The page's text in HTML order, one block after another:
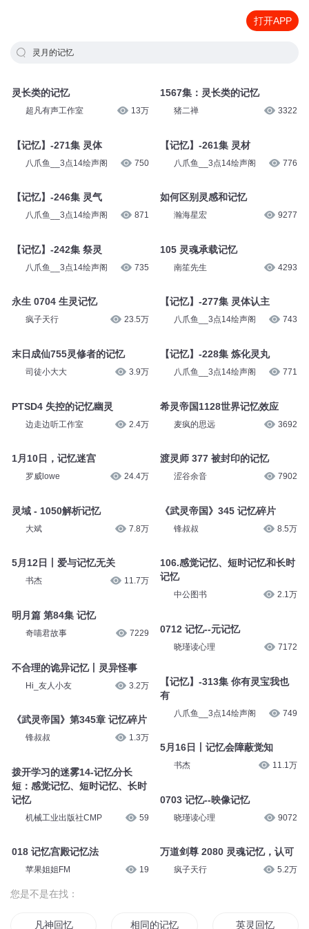
打开APP
灵月的记忆
灵长类的记忆
超凡有声工作室 13万
【记忆】-271集 灵体
八爪鱼__3点14绘声阁 750
【记忆】-246集 灵气
八爪鱼__3点14绘声阁 871
【记忆】-242集 祭灵
八爪鱼__3点14绘声阁 735
永生 0704 生灵记忆
疯子天行 23.5万
末日成仙755灵修者的记忆
司徒小大大 3.9万
PTSD4 失控的记忆幽灵
边走边听工作室 2.4万
1月10日，记忆迷宫
罗威lowe 24.4万
灵域 - 1050解析记忆
大斌 7.8万
5月12日丨爱与记忆无关
书杰 11.7万
明月篇 第84集 记忆
奇喵君故事 7229
不合理的诡异记忆丨灵异怪事
Hi_友人小友 3.2万
《武灵帝国》第345章 记忆碎片
锋叔叔 1.3万
拨开学习的迷雾14-记忆分长
短：感觉记忆、短时记忆、长时
记忆
机械工业出版社CMP 59
018 记忆宫殿记忆法
苹果姐姐FM 19
1567集：灵长类的记忆
猪二禅 3322
【记忆】-261集 灵材
八爪鱼__3点14绘声阁 776
如何区别灵感和记忆
瀚海星宏 9277
105 灵魂承载记忆
南笙先生 4293
【记忆】-277集 灵体认主
八爪鱼__3点14绘声阁 743
【记忆】-228集 炼化灵丸
八爪鱼__3点14绘声阁 771
希灵帝国1128世界记忆效应
麦疯的思远 3692
渡灵师 377 被封印的记忆
涩谷余音 7902
《武灵帝国》345 记忆碎片
锋叔叔 8.5万
106.感觉记忆、短时记忆和长时
记忆
中公图书 2.1万
0712 记忆--元记忆
晓瑾读心理 7172
【记忆】-313集 你有灵宝我也
有
八爪鱼__3点14绘声阁 749
5月16日丨记忆会障蔽觉知
书杰 11.1万
0703 记忆--映像记忆
晓瑾读心理 9072
万道剑尊 2080 灵魂记忆，认可
疯子天行 5.2万
您是不是在找：
凡神回忆 相同的记忆不同的人 英灵回忆